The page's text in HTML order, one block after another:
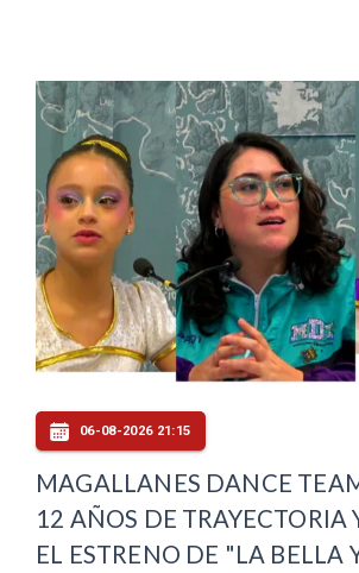
06-08-2026 21:15
MAGALLANES DANCE
12 AÑOS DE TRAYECTORIA
EL ESTRENO DE "LA BELLA